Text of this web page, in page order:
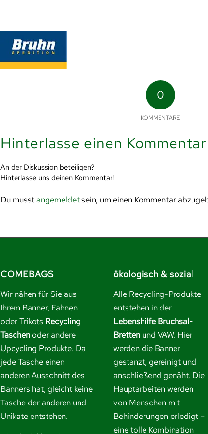
0
KOMMENTARE
Hinterlasse einen Kommentar
An der Diskussion beteiligen?
Hinterlasse uns deinen Kommentar!
Du musstangemeldetsein, um einen Kommentar
COMEBAGS
Wir nähen für Sie aus
Ihrem Banner, Fahnen
oder Trikots Recycling
Taschenoder andere
Upcycling Produkte. Da
jede Tasche einen
anderen Ausschnitt des
Banners hat, gleicht keine
Tasche der anderen und
Unikate entstehen.
ökologisch & sozial
Alle Recycling-Produkte
entstehen in der
Lebenshilfe Bruchsal-
Bretten und VAW. Hier
werden die Banner
gestanzt, gereinigt und
anschließend genäht. Die
Hauptarbeiten werden
von Menschen mit
Behinderungen erledigt –
eine tolle Kombination